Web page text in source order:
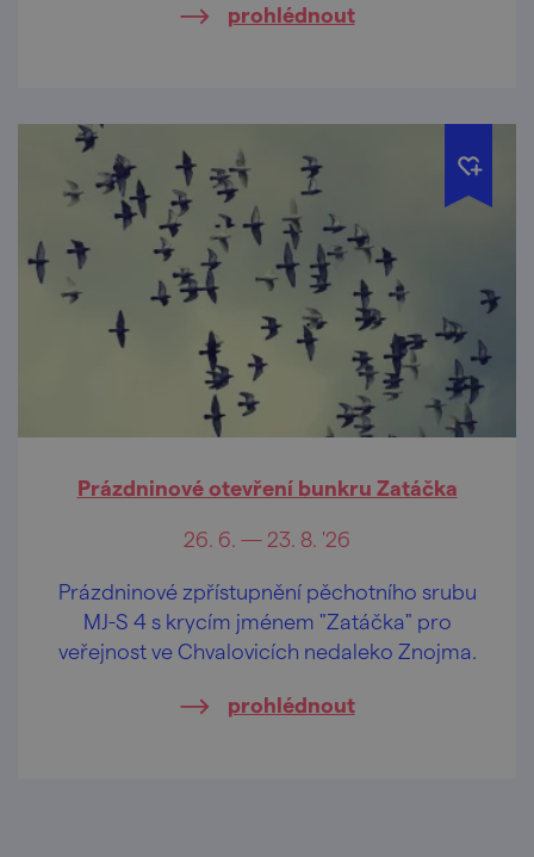
prohlédnout
Prázdninové otevření bunkru Zatáčka
26. 6. — 23. 8. '26
Prázdninové zpřístupnění pěchotního srubu
MJ-S 4 s krycím jménem "Zatáčka" pro
veřejnost ve Chvalovicích nedaleko Znojma.
prohlédnout